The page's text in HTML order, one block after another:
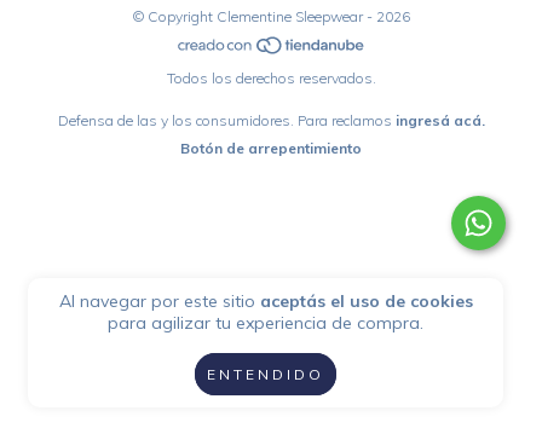
Al navegar por este sitio aceptás el uso de cookies
para agilizar tu experiencia de compra.
ENTENDIDO
© Copyright Clementine Sleepwear - 2026
Todos los derechos reservados.
Defensa de las y los consumidores. Para reclamos ingresá acá.
Botón de arrepentimiento